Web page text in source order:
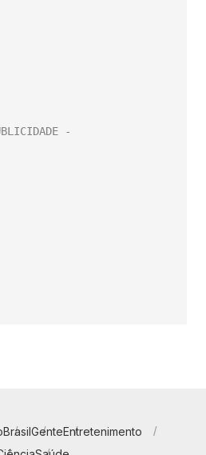
BrasilGenteEntretenimento